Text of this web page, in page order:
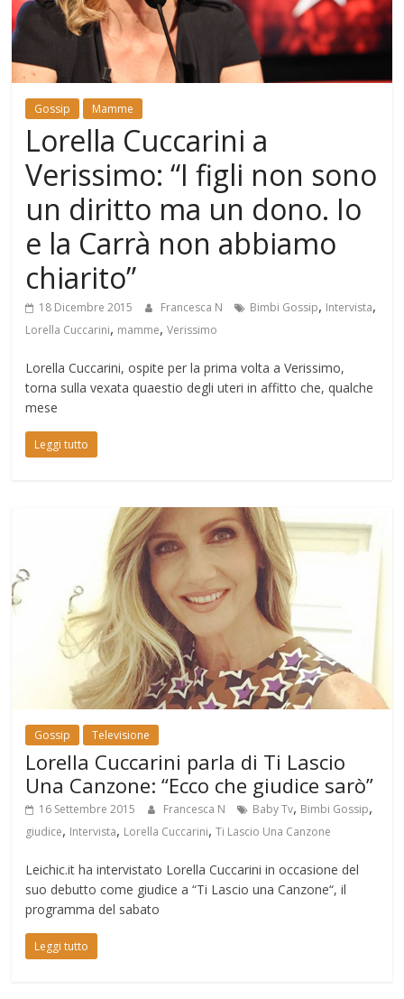
Mondo
Gossip Mamme
Lorella Cuccarini a
Verissimo: “I figli non sono
un diritto ma un dono. Io
e la Carrà non abbiamo
chiarito”
18 Dicembre 2015 Francesca N Bimbi Gossip, Intervista,
Lorella Cuccarini, mamme,Verissimo
Lorella Cuccarini, ospite per la prima volta a Verissimo,
torna sulla vexata quaestio degli uteri in affitto che, qualche
mese
Leggi tutto
Gossip Televisione
Lorella Cuccarini parla di Ti Lascio
Una Canzone: “Ecco che giudice sarò”
16 Settembre 2015 Francesca N Baby Tv, Bimbi Gossip,
giudice, Intervista, Lorella Cuccarini,Ti Lascio Una Canzone
Leichic.it ha intervistato Lorella Cuccarini in occasione del
suo debutto come giudice a “Ti Lascio una Canzone“, il
programma del sabato
Leggi tutto